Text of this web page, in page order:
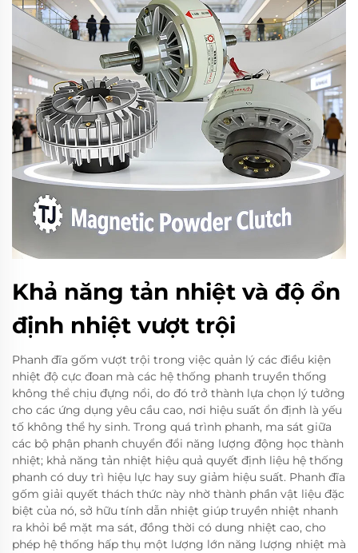
Khả năng tản nhiệt và độ ổn
định nhiệt vượt trội
Phanh đĩa gốm vượt trội trong việc quản lý các điều kiện
nhiệt độ cực đoan mà các hệ thống phanh truyền thống
không thể chịu đựng nổi, do đó trở thành lựa chọn lý tưởng
cho các ứng dụng yêu cầu cao, nơi hiệu suất ổn định là yếu
tố không thể hy sinh. Trong quá trình phanh, ma sát giữa
các bộ phận phanh chuyển đổi năng lượng động học thành
nhiệt; khả năng tản nhiệt hiệu quả quyết định liệu hệ thống
phanh có duy trì hiệu lực hay suy giảm hiệu suất. Phanh đĩa
gốm giải quyết thách thức này nhờ thành phần vật liệu đặc
biệt của nó, sở hữu tính dẫn nhiệt giúp truyền nhiệt nhanh
ra khỏi bề mặt ma sát, đồng thời có dung nhiệt cao, cho
phép hệ thống hấp thụ một lượng lớn năng lượng nhiệt mà